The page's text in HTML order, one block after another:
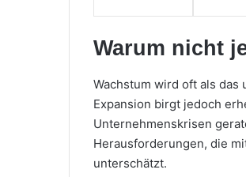
Warum nicht
Wachstum wird oft als das
Expansion birgt jedoch
Unternehmenskrisen
Herausforderungen, die
unterschätzt.